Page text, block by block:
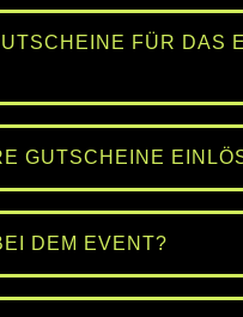
FÜR DAS
GUTSCHEINE
DEM EVENT?